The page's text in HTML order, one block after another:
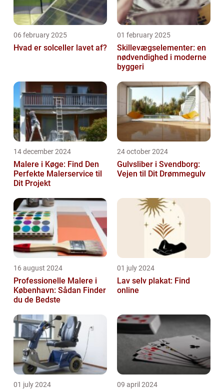
06 february 2025
Hvad er solceller lavet af?
01 february 2025
Skillevægselementer: en
nødvendighed i moderne
byggeri
14 december 2024
Malere i Køge: Find Den
Perfekte Malerservice til
Dit Projekt
24 october 2024
Gulvsliber i Svendborg:
Vejen til Dit Drømmegulv
16 august 2024
Professionelle Malere i
København: Sådan Finder
du de Bedste
01 july 2024
Lav selv plakat: Find
online
01 july 2024 09 april 2024